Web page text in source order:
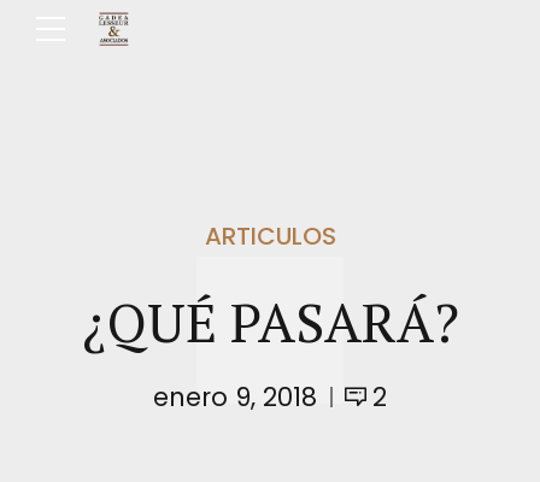
ARTICULOS
¿QUÉ PASARÁ?
enero 9, 2018 2